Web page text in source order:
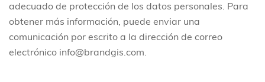
adecuado de protección de los datos personales. Para
obtener más información, puede enviar una
comunicación por escrito a la dirección de correo
electrónico info@brandgis.com.